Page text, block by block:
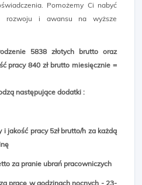
Pomożemy Ci nabyć
rozwoju i awansu na wyższe
5838 złotych brutto oraz
pracy 840 zł brutto miesięcznie =
następujące dodatki :
jakość pracy 5zł brutto/h za każdą
za pranie ubrań pracowniczych
pracę w godzinach nocnych - 23-